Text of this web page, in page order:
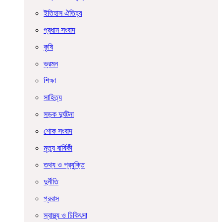
ইতিহাস ঐতিহ্য
প্রধান সংবাদ
কৃষি
ভ্রমন
শিক্ষা
সাহিত্য
সড়ক দুর্ঘটনা
শোক সংবাদ
মৃত্যু বার্ষিকী
তথ্য ও প্রযুক্তি
দুর্নীতি
প্রবাস
স্বাস্থ্য ও চিকিৎসা